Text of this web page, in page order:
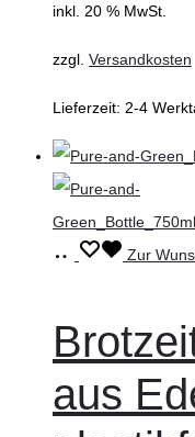
inkl. 20 % MwSt.
zzgl. Versandkosten
Lieferzeit: 2-4
In
Zur
aus